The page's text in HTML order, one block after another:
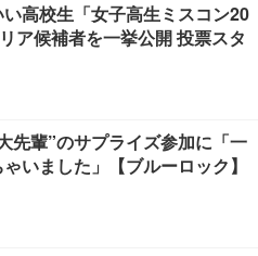
高校生「女子高生ミスコン20
ア候補者を一挙公開 投票スタ
先輩”のサプライズ参加に「一
いました」【ブルーロック】